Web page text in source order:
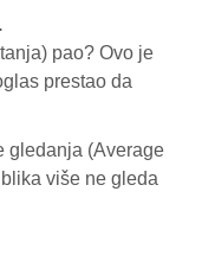
pao? Ovo je
prestao da
gledanja (Average
više ne gleda